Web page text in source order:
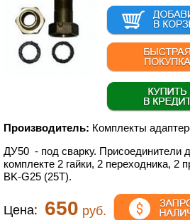
Производитель: Комплекты
ДУ50 - под сварку. Присоединители
комплекте 2 гайки, 2 переходника, 2
BK-G25 (25T).
Цена: 650 руб.